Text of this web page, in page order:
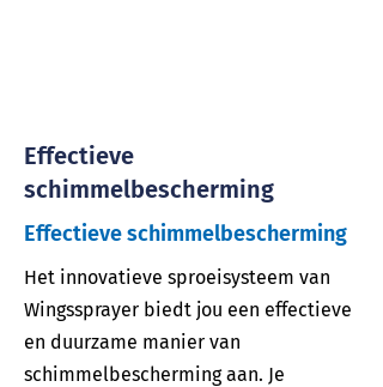
Effectieve
schimmelbescherming
Effectieve schimmelbescherming
Het innovatieve sproeisysteem van
Wingssprayer biedt jou een effectieve
en duurzame manier van
schimmelbescherming aan. Je